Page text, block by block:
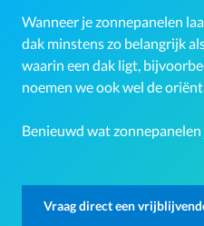
Wanneer je zonnepanelen
dak minstens zo belangrijk
waarin een dak ligt,
noemen we ook wel de
Benieuwd wat
Vraag direct een